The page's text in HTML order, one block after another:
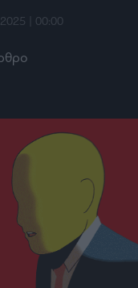
| 00:00